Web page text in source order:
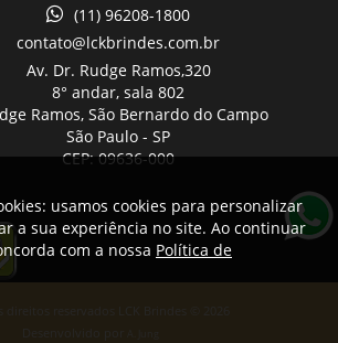
(11) 96208-1800
contato@lckbrindes.com.br
Av. Dr. Rudge Ramos,320
8° andar, sala 802
Ramos, São Bernardo do Campo
São Paulo - SP
CEP: 09636-000
usamos cookies para personalizar
a sua experiência no site. Ao continuar
com a nossa Política de